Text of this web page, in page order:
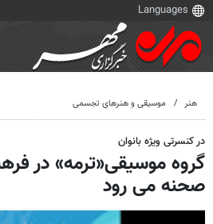
هنر موسیقی و هنرهای تجسمی
در کنسرتی ویژه بانوان
گروه موسیقی«ترمه» در
صحنه می رود